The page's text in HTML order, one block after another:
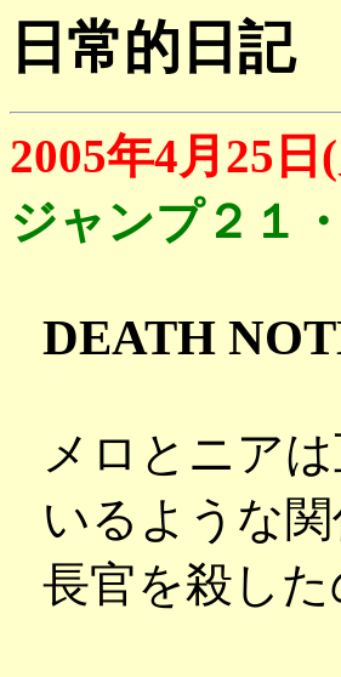
日常的日記
2005年4月25日
ジャンプ２１
DEATH
メロとニア
いるような
長官を殺し